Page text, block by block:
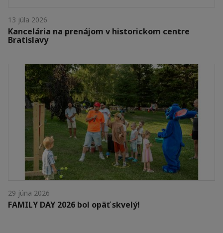
13 júla 2026
Kancelária na prenájom v historickom centre
Bratislavy
29 júna 2026
FAMILY DAY 2026 bol opäť skvelý!